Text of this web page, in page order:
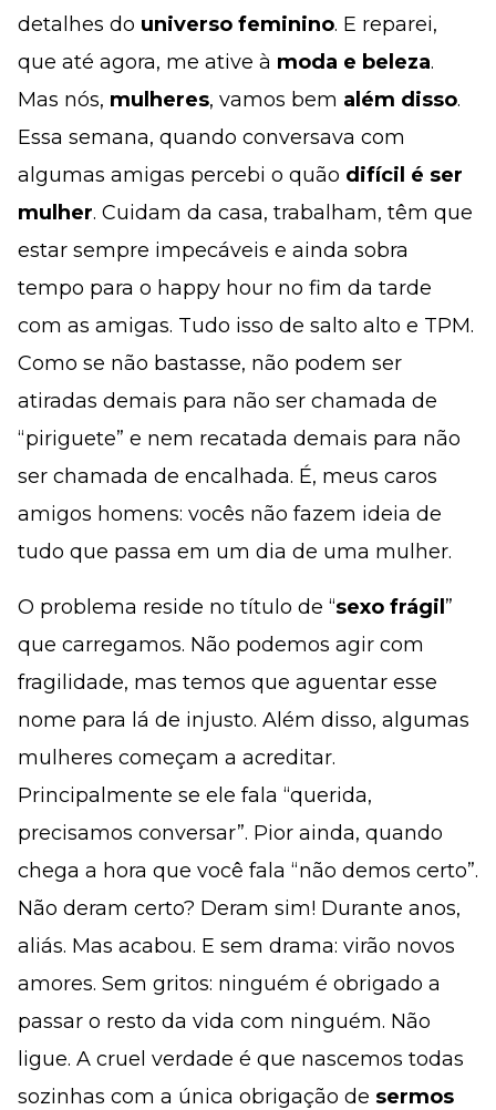
detalhes do universo feminino. E reparei,
que até agora, me ative à moda e beleza.
Mas nós, mulheres, vamos bem além disso.
Essa semana, quando conversava com
algumas amigas percebi o quão difícil é ser
mulher. Cuidam da casa, trabalham, têm que
estar sempre impecáveis e ainda sobra
tempo para o happy hour no fim da tarde
com as amigas. Tudo isso de salto alto e TPM.
Como se não bastasse, não podem ser
atiradas demais para não ser chamada de
“piriguete” e nem recatada demais para não
ser chamada de encalhada. É, meus caros
amigos homens: vocês não fazem ideia de
tudo que passa em um dia de uma mulher.
O problema reside no título de “sexo frágil”
que carregamos. Não podemos agir com
fragilidade, mas temos que aguentar esse
nome para lá de injusto. Além disso, algumas
mulheres começam a acreditar.
Principalmente se ele fala “querida,
precisamos conversar”. Pior ainda, quando
chega a hora que você fala “não demos certo”.
Não deram certo? Deram sim! Durante anos,
aliás. Mas acabou. E sem drama: virão novos
amores. Sem gritos: ninguém é obrigado a
passar o resto da vida com ninguém. Não
ligue. A cruel verdade é que nascemos todas
sozinhas com a única obrigação de sermos